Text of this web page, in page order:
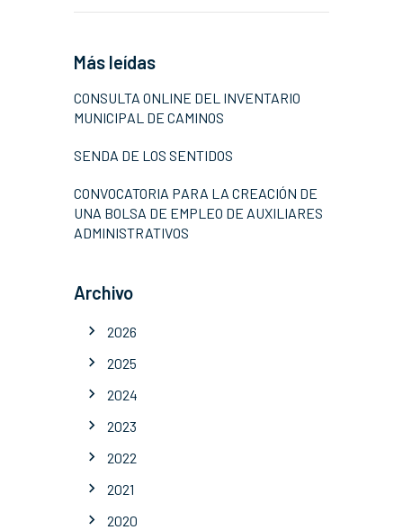
Más leídas
CONSULTA ONLINE DEL INVENTARIO
MUNICIPAL DE CAMINOS
SENDA DE LOS SENTIDOS
CONVOCATORIA PARA LA CREACIÓN DE
UNA BOLSA DE EMPLEO DE AUXILIARES
ADMINISTRATIVOS
Archivo
2026
2025
2024
2023
2022
2021
2020